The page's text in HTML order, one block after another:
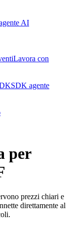
AI
Lavora con
SDK agente
per
prezzi chiari e
direttamente al